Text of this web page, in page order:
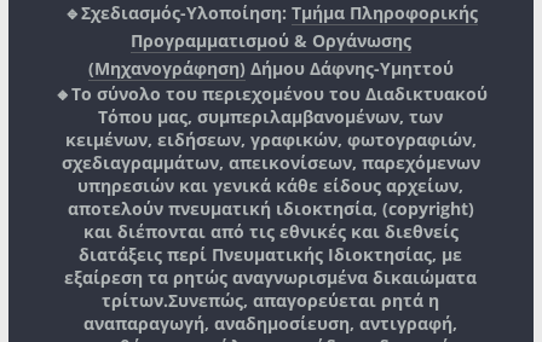
🔹Σχεδιασμός-Υλοποίηση: Τμήμα Πληροφορικής
Προγραμματισμού & Οργάνωσης
(Μηχανογράφηση) Δήμου Δάφνης-Υμηττού
🔸Το σύνολο του περιεχομένου του Διαδικτυακού
Τόπου μας, συμπεριλαμβανομένων, των
κειμένων, ειδήσεων, γραφικών, φωτογραφιών,
σχεδιαγραμμάτων, απεικονίσεων, παρεχόμενων
υπηρεσιών και γενικά κάθε είδους αρχείων,
αποτελούν πνευματική ιδιοκτησία, (copyright)
και διέπονται από τις εθνικές και διεθνείς
διατάξεις περί Πνευματικής Ιδιοκτησίας, με
εξαίρεση τα ρητώς αναγνωρισμένα δικαιώματα
τρίτων.Συνεπώς, απαγορεύεται ρητά η
αναπαραγωγή, αναδημοσίευση, αντιγραφή,